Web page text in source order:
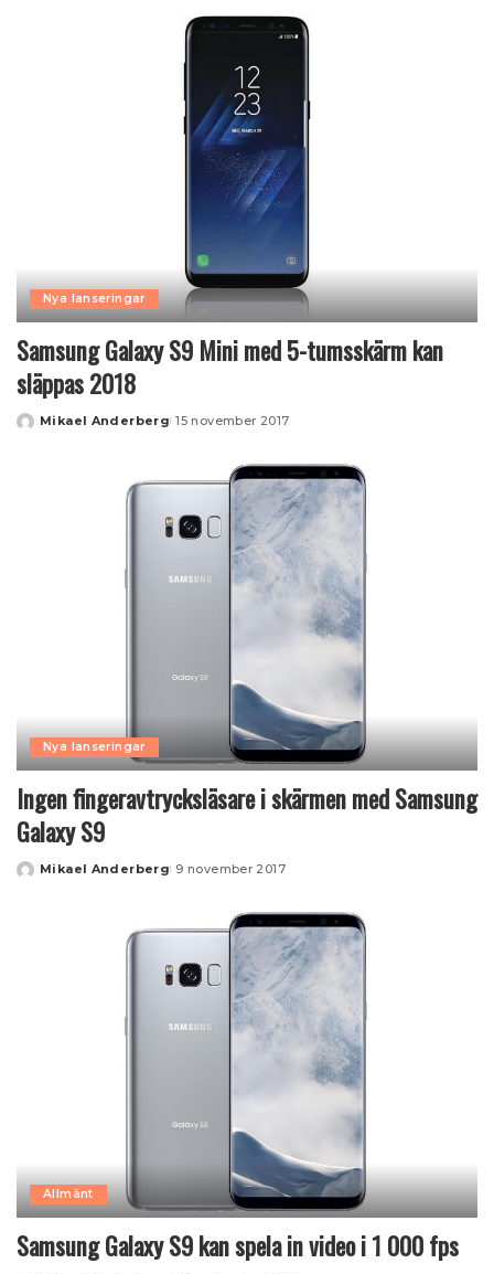
Nya lanseringar
Samsung Galaxy S9 Mini med 5-tumsskärm kan
släppas 2018
Posted
Mikael Anderberg 15 november 2017
Nya lanseringar
Ingen fingeravtrycksläsare i skärmen med Samsung
Galaxy S9
Posted
Mikael Anderberg 9 november 2017
Allmänt
Samsung Galaxy S9 kan spela in video i 1 000 fps